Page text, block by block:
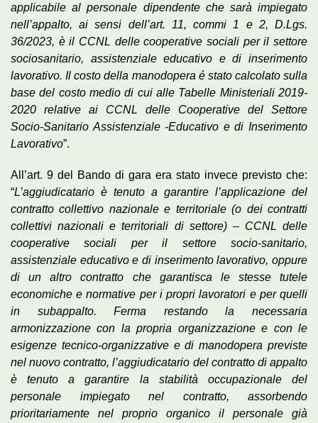
applicabile al personale dipendente che sarà impiegato
nell’appalto, ai sensi dell’art. 11, commi 1 e 2, D.Lgs.
36/2023, è il CCNL delle cooperative sociali per il settore
sociosanitario, assistenziale educativo e di inserimento
lavorativo. Il costo della manodopera é stato calcolato sulla
base del costo medio di cui alle Tabelle Ministeriali 2019-
2020 relative ai CCNL delle Cooperative del Settore
Socio-Sanitario Assistenziale -Educativo e di Inserimento
Lavorativo”.
All’art. 9 del Bando di gara era stato invece previsto che:
“L’aggiudicatario è tenuto a garantire l’applicazione del
contratto collettivo nazionale e territoriale (o dei contratti
collettivi nazionali e territoriali di settore) – CCNL delle
cooperative sociali per il settore socio-sanitario,
assistenziale educativo e di inserimento lavorativo, oppure
di un altro contratto che garantisca le stesse tutele
economiche e normative per i propri lavoratori e per quelli
in subappalto. Ferma restando la necessaria
armonizzazione con la propria organizzazione e con le
esigenze tecnico-organizzative e di manodopera previste
nel nuovo contratto, l’aggiudicatario del contratto di appalto
è tenuto a garantire la stabilità occupazionale del
personale impiegato nel contratto, assorbendo
prioritariamente nel proprio organico il personale già